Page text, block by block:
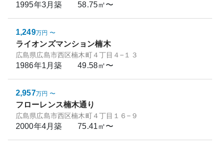
1995年3月築 58.75㎡〜
1,249万円 〜
ライオンズマンション楠木
広島県広島市西区楠木町４丁目４−１３
1986年1月築 49.58㎡〜
2,957万円 〜
フローレンス楠木通り
広島県広島市西区楠木町４丁目１６−９
2000年4月築 75.41㎡〜